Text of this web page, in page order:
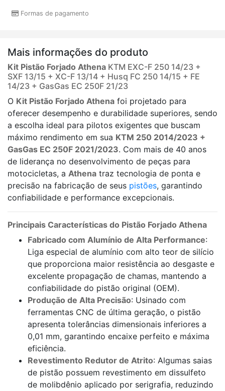
Formas de pagamento
Mais informações do produto
Kit Pistão Forjado Athena KTM EXC-F 250 14/23 +
SXF 13/15 + XC-F 13/14 + Husq FC 250 14/15 + FE
14/23 + GasGas EC 250F 21/23
O Kit Pistão Forjado Athena foi projetado para
oferecer desempenho e durabilidade superiores, sendo
a escolha ideal para pilotos exigentes que buscam
máximo rendimento em sua KTM 250 2014/2023 +
GasGas EC 250F 2021/2023. Com mais de 40 anos
de liderança no desenvolvimento de peças para
motocicletas, a Athena traz tecnologia de ponta e
precisão na fabricação de seus pistões, garantindo
confiabilidade e performance excepcionais.
Principais Características do Pistão Forjado Athena
Fabricado com Alumínio de Alta Performance:
Liga especial de alumínio com alto teor de silício
que proporciona maior resistência ao desgaste e
excelente propagação de chamas, mantendo a
confiabilidade do pistão original (OEM).
Produção de Alta Precisão: Usinado com
ferramentas CNC de última geração, o pistão
apresenta tolerâncias dimensionais inferiores a
0,01 mm, garantindo encaixe perfeito e máxima
eficiência.
Revestimento Redutor de Atrito: Algumas saias
de pistão possuem revestimento em dissulfeto
de molibdênio aplicado por serigrafia, reduzindo